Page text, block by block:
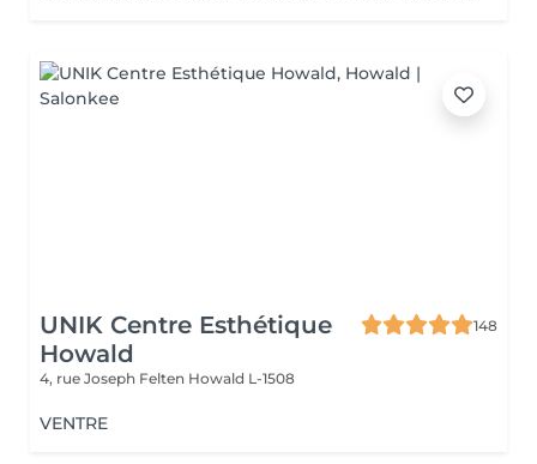
UNIK Centre Esthétique
Howald
148
4, rue Joseph Felten Howald L-1508
VENTRE